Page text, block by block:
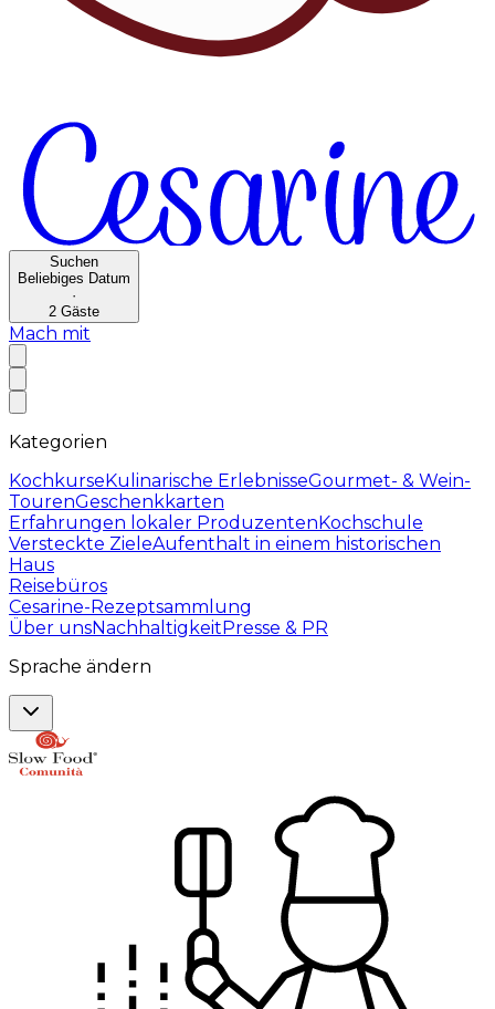
Suchen
Beliebiges Datum
·
2 Gäste
Mach mit
Kategorien
KochkurseKulinarische ErlebnisseGourmet- & Wein-
TourenGeschenkkarten
Erfahrungen lokaler ProduzentenKochschule
Versteckte ZieleAufenthalt in einem historischen
Haus
Reisebüros
Cesarine-Rezeptsammlung
Über unsNachhaltigkeitPresse & PR
Sprache ändern